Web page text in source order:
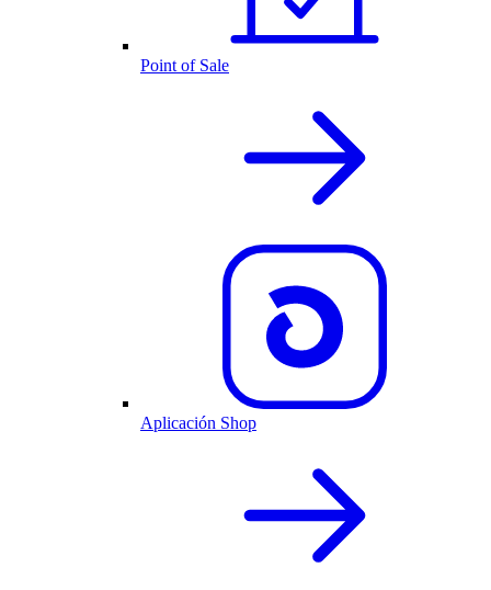
Point of Sale
Aplicación Shop